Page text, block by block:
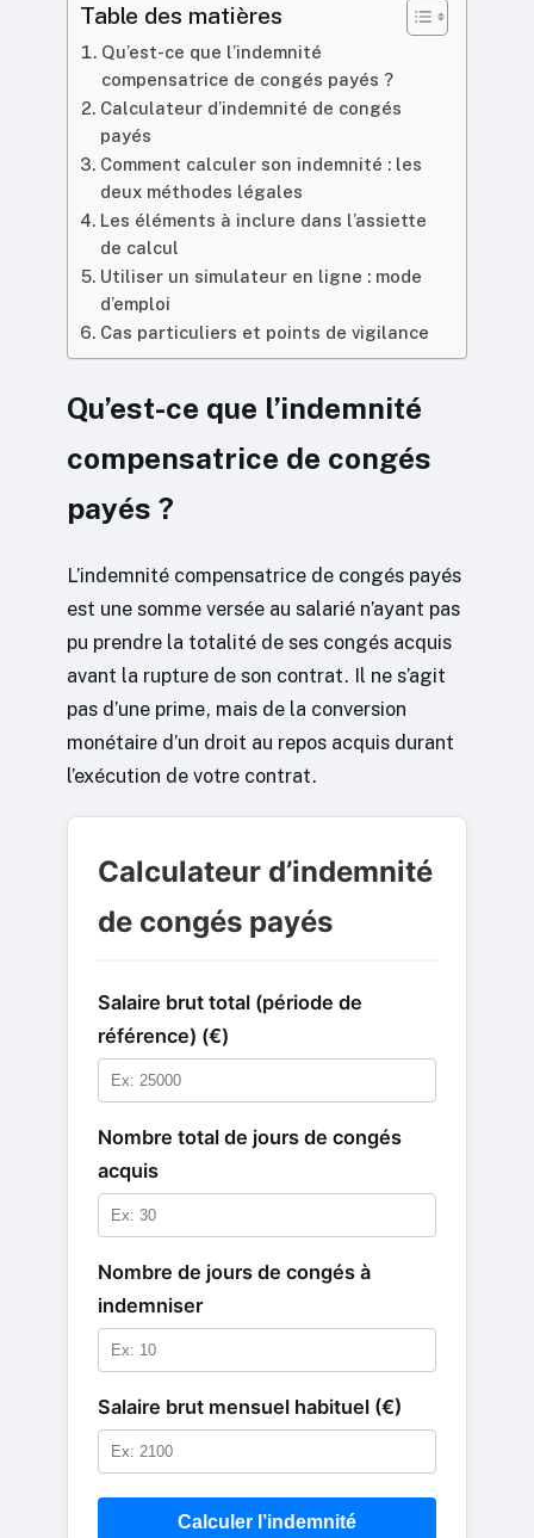
Table des matières
Qu’est-ce que l’indemnité
compensatrice de congés payés ?
Calculateur d’indemnité de congés
payés
Comment calculer son indemnité : les
deux méthodes légales
Les éléments à inclure dans l’assiette
de calcul
Utiliser un simulateur en ligne : mode
d’emploi
Cas particuliers et points de vigilance
Qu’est-ce que l’indemnité
compensatrice de congés
payés ?
L’indemnité compensatrice de congés payés
est une somme versée au salarié n’ayant pas
pu prendre la totalité de ses congés acquis
avant la rupture de son contrat. Il ne s’agit
pas d’une prime, mais de la conversion
monétaire d’un droit au repos acquis durant
l’exécution de votre contrat.
Calculateur d’indemnité
de congés payés
Salaire brut total (période de
référence) (€)
Nombre total de jours de congés
acquis
Nombre de jours de congés à
indemniser
Salaire brut mensuel habituel (€)
Calculer l’indemnité